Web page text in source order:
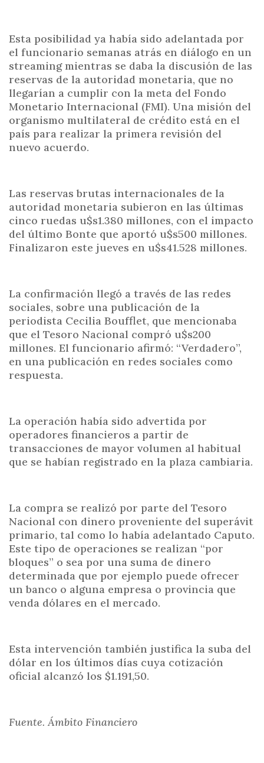
Esta posibilidad ya había sido adelantada por
el funcionario semanas atrás en diálogo en un
streaming mientras se daba la discusión de las
reservas de la autoridad monetaria, que no
llegarían a cumplir con la meta del Fondo
Monetario Internacional (FMI). Una misión del
organismo multilateral de crédito está en el
país para realizar la primera revisión del
nuevo acuerdo.
Las reservas brutas internacionales de la
autoridad monetaria subieron en las últimas
cinco ruedas u$s1.380 millones, con el impacto
del último Bonte que aportó u$s500 millones.
Finalizaron este jueves en u$s41.528 millones.
La confirmación llegó a través de las redes
sociales, sobre una publicación de la
periodista Cecilia Boufflet, que mencionaba
que el Tesoro Nacional compró u$s200
millones. El funcionario afirmó: “Verdadero”,
en una publicación en redes sociales como
respuesta.
La operación había sido advertida por
operadores financieros a partir de
transacciones de mayor volumen al habitual
que se habían registrado en la plaza cambiaria.
La compra se realizó por parte del Tesoro
Nacional con dinero proveniente del superávit
primario, tal como lo había adelantado Caputo.
Este tipo de operaciones se realizan “por
bloques” o sea por una suma de dinero
determinada que por ejemplo puede ofrecer
un banco o alguna empresa o provincia que
venda dólares en el mercado.
Esta intervención también justifica la suba del
dólar en los últimos días cuya cotización
oficial alcanzó los $1.191,50.
Fuente. Ámbito Financiero